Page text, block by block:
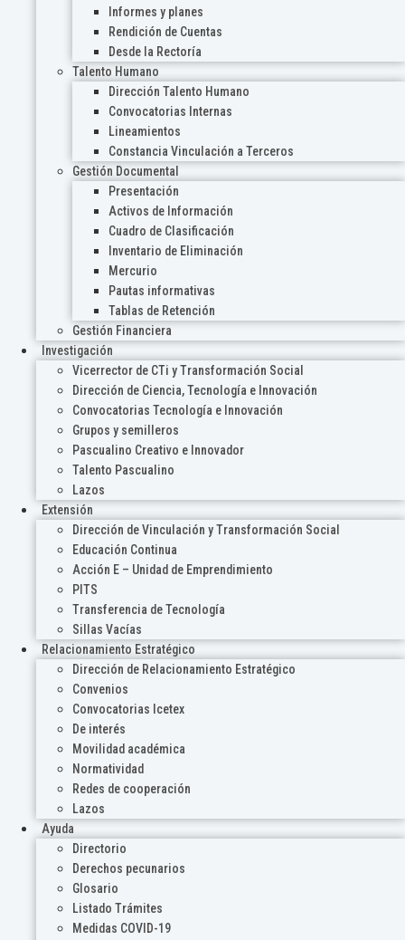
Informes y planes
Rendición de Cuentas
Desde la Rectoría
Talento Humano
Dirección Talento Humano
Convocatorias Internas
Lineamientos
Constancia Vinculación a Terceros
Gestión Documental
Presentación
Activos de Información
Cuadro de Clasificación
Inventario de Eliminación
Mercurio
Pautas informativas
Tablas de Retención
Gestión Financiera
Investigación
Vicerrector de CTi y Transformación Social
Dirección de Ciencia, Tecnología e Innovación
Convocatorias Tecnología e Innovación
Grupos y semilleros
Pascualino Creativo e Innovador
Talento Pascualino
Lazos
Extensión
Dirección de Vinculación y Transformación Social
Educación Continua
Acción E – Unidad de Emprendimiento
PITS
Transferencia de Tecnología
Sillas Vacías
Relacionamiento Estratégico
Dirección de Relacionamiento Estratégico
Convenios
Convocatorias Icetex
De interés
Movilidad académica
Normatividad
Redes de cooperación
Lazos
Ayuda
Directorio
Derechos pecunarios
Glosario
Listado Trámites
Medidas COVID-19